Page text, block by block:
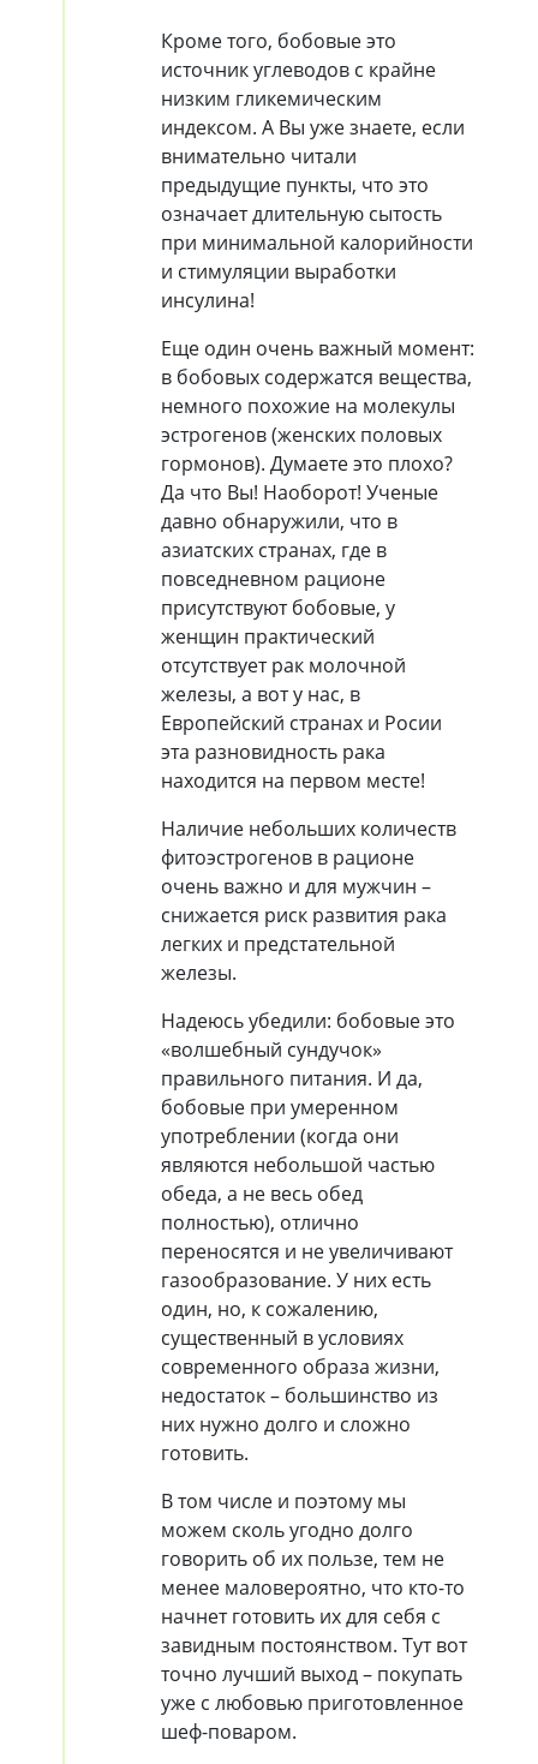
Кроме того, бобовые это
источник углеводов с крайне
низким гликемическим
индексом. А Вы уже знаете, если
внимательно читали
предыдущие пункты, что это
означает длительную сытость
при минимальной калорийности
и стимуляции выработки
инсулина!
Еще один очень важный момент:
в бобовых содержатся вещества,
немного похожие на молекулы
эстрогенов (женских половых
гормонов). Думаете это плохо?
Да что Вы! Наоборот! Ученые
давно обнаружили, что в
азиатских странах, где в
повседневном рационе
присутствуют бобовые, у
женщин практический
отсутствует рак молочной
железы, а вот у нас, в
Европейский странах и Росии
эта разновидность рака
находится на первом месте!
Наличие небольших количеств
фитоэстрогенов в рационе
очень важно и для мужчин –
снижается риск развития рака
легких и предстательной
железы.
Надеюсь убедили: бобовые это
«волшебный сундучок»
правильного питания. И да,
бобовые при умеренном
употреблении (когда они
являются небольшой частью
обеда, а не весь обед
полностью), отлично
переносятся и не увеличивают
газообразование. У них есть
один, но, к сожалению,
существенный в условиях
современного образа жизни,
недостаток – большинство из
них нужно долго и сложно
готовить.
В том числе и поэтому мы
можем сколь угодно долго
говорить об их пользе, тем не
менее маловероятно, что кто-то
начнет готовить их для себя с
завидным постоянством. Тут вот
точно лучший выход – покупать
уже с любовью приготовленное
шеф-поваром.